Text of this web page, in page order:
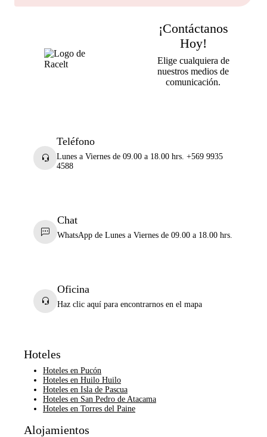
¡Contáctanos
Hoy!
Elige cualquiera de
nuestros medios de
comunicación.
Teléfono
Lunes a Viernes de 09.00 a 18.00 hrs. +569 9935
4588
Chat
WhatsApp de Lunes a Viernes de 09.00 a 18.00 hrs.
Oficina
Haz clic aquí para encontrarnos en el mapa
Hoteles
Hoteles en Pucón
Hoteles en Huilo Huilo
Hoteles en Isla de Pascua
Hoteles en San Pedro de Atacama
Hoteles en Torres del Paine
Alojamientos